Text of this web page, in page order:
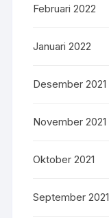
Februari 2022
Januari 2022
Desember 2021
November 2021
Oktober 2021
September 2021